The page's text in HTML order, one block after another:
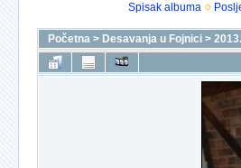
Spisak albuma
Početna > Desavanja u Fojnici > 2013.